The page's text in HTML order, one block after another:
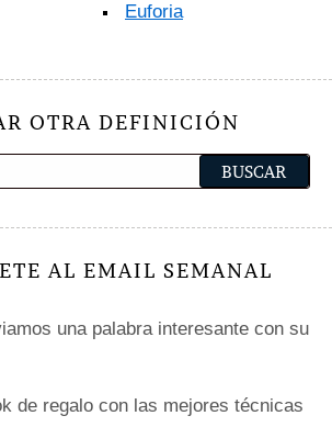
Euforia
OTRA DEFINICIÓN
AL EMAIL SEMANAL
una palabra interesante con su
de regalo con las mejores técnicas